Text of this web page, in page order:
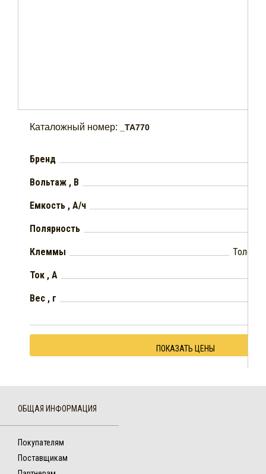
Каталожный номер: _TA770
Бренд
Вольтаж , В
Емкость , А/ч
Полярность
Клеммы
Ток , А
Вес , г
ПОКАЗАТЬ ЦЕНЫ
ОБЩАЯ ИНФОРМАЦИЯ
Покупателям
Поставщикам